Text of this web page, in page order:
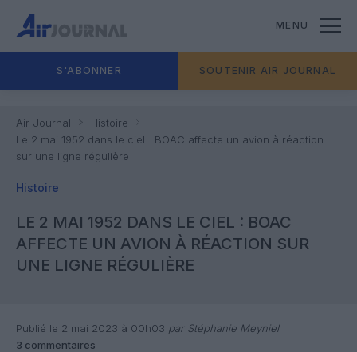
MENU
S'ABONNER SOUTENIR AIR JOURNAL
Air Journal
Histoire
Le 2 mai 1952 dans le ciel : BOAC affecte un avion à réaction
sur une ligne régulière
Histoire
LE 2 MAI 1952 DANS LE CIEL : BOAC
AFFECTE UN AVION À RÉACTION SUR
UNE LIGNE RÉGULIÈRE
Publié le 2 mai 2023 à 00h03 par Stéphanie Meyniel
3 commentaires